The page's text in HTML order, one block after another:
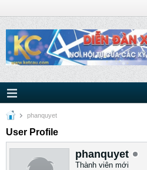
phanquyet
User Profile
phanquyet
Thành viên mới